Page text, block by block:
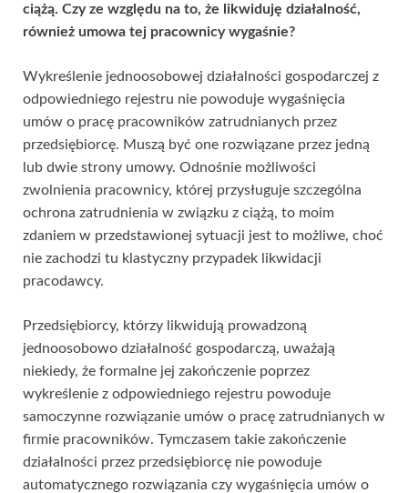
ciążą. Czy ze względu na to, że likwiduję działalność,
również umowa tej pracownicy wygaśnie?
Wykreślenie jednoosobowej działalności gospodarczej z
odpowiedniego rejestru nie powoduje wygaśnięcia
umów o pracę pracowników zatrudnianych przez
przedsiębiorcę. Muszą być one rozwiązane przez jedną
lub dwie strony umowy. Odnośnie możliwości
zwolnienia pracownicy, której przysługuje szczególna
ochrona zatrudnienia w związku z ciążą, to moim
zdaniem w przedstawionej sytuacji jest to możliwe, choć
nie zachodzi tu klastyczny przypadek likwidacji
pracodawcy.
Przedsiębiorcy, którzy likwidują prowadzoną
jednoosobowo działalność gospodarczą, uważają
niekiedy, że formalne jej zakończenie poprzez
wykreślenie z odpowiedniego rejestru powoduje
samoczynne rozwiązanie umów o pracę zatrudnianych w
firmie pracowników. Tymczasem takie zakończenie
działalności przez przedsiębiorcę nie powoduje
automatycznego rozwiązania czy wygaśnięcia umów o